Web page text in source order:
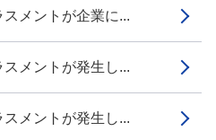
メントが企業に...
メントが発生し...
メントが発生し...